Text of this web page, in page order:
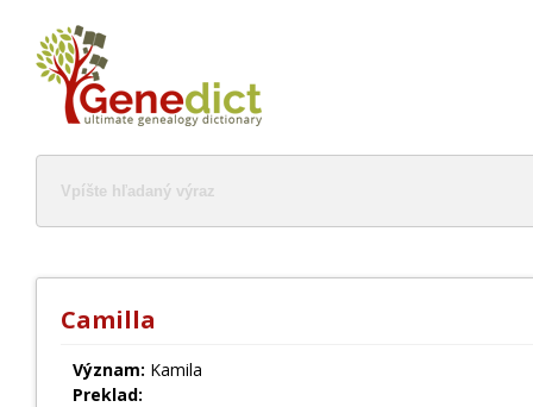
Camilla
Význam: Kamila
Preklad: